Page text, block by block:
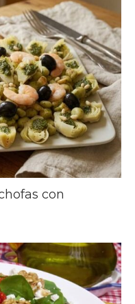
con